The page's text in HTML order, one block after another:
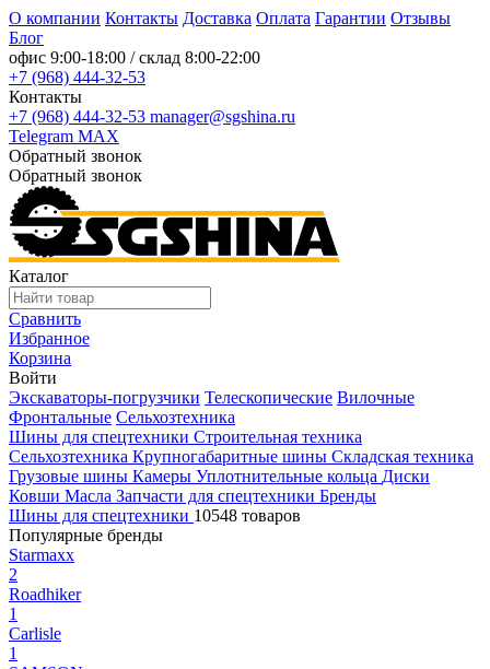
О компании Контакты Доставка Оплата Гарантии Отзывы
Блог
офис 9:00-18:00 / склад 8:00-22:00
+7 (968) 444-32-53
Контакты
+7 (968) 444-32-53 manager@sgshina.ru
Telegram MAX
Обратный звонок
Обратный звонок
Каталог
Сравнить
Избранное
Корзина
Войти
Экскаваторы-погрузчики Телескопические Вилочные
Фронтальные Сельхозтехника
Шины для спецтехники Строительная техника
Сельхозтехника Крупногабаритные шины Складская техника
Грузовые шины Камеры Уплотнительные кольца Диски
Ковши Масла Запчасти для спецтехники Бренды
Шины для спецтехники 10548 товаров
Популярные бренды
Starmaxx
2
Roadhiker
1
Carlisle
1